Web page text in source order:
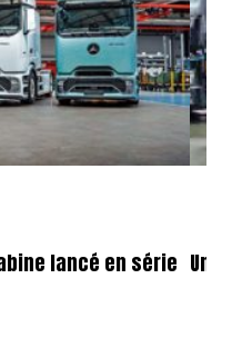
lancé en série Un